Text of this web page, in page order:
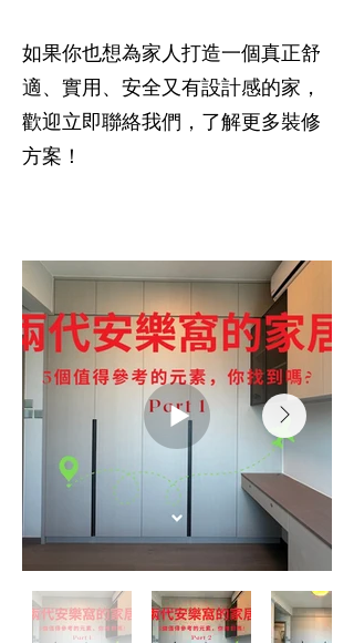
如果你也想為家人打造一個真正舒
適、實用、安全又有設計感的家，
歡迎立即聯絡我們，了解更多裝修
方案！